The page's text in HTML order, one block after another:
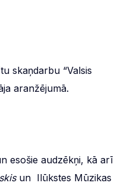
skaņdarbu “Valsis
aranžējumā.
esošie audzēkņi, kā arī
un Ilūkstes Mūzikas